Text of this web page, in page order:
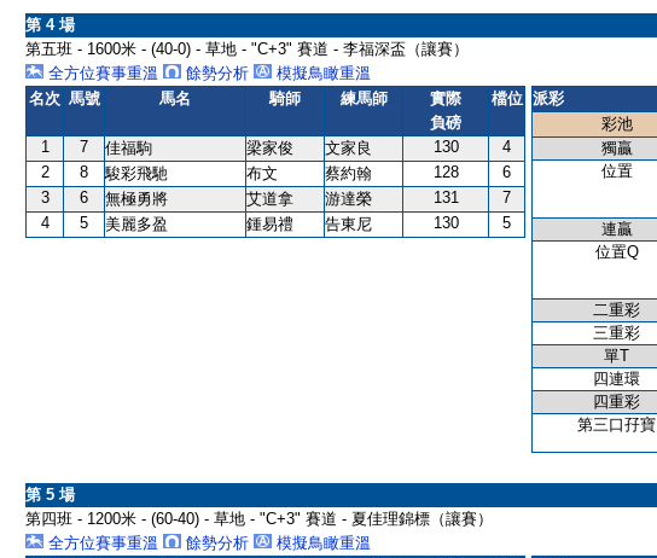
第 4 場
第五班 - 1600米 - (40-0) - 草地 - "C+3" 賽道 - 李福深盃（讓賽）
全方位賽事重溫
餘勢分析
模擬鳥瞰重溫
名次 馬號 馬名 騎師 練馬師
實際
負磅
檔位
1 7 佳福駒 梁家俊 文家良 130
4
2
8 駿彩飛馳 布文 蔡約翰 128
6
3
6 無極勇將 艾道拿 游達榮 131
7
4
5 美麗多盈 鍾易禮 告東尼 130 5
派彩
彩池
獨贏
位置
連贏
位置Q
二重彩
三重彩
單T
四連環
四重彩
第三口孖寶
第 5 場
第四班 - 1200米 - (60-40) - 草地 - "C+3" 賽道 - 夏佳理錦標（讓賽）
全方位賽事重溫
餘勢分析
模擬鳥瞰重溫